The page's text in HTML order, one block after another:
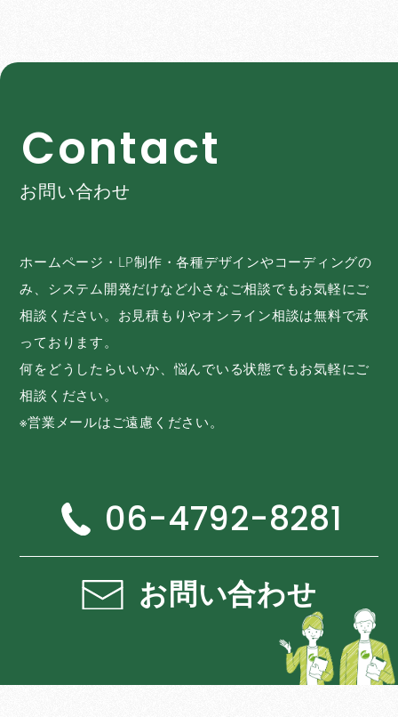
Contact
お問い合わせ
ホームページ・LP制作・各種デザインやコーディングの
み、システム開発だけなど小さなご相談でもお気軽にご
相談ください。お見積もりやオンライン相談は無料で承
っております。
何をどうしたらいいか、悩んでいる状態でもお気軽にご
相談ください。
※営業メールはご遠慮ください。
06-4792-8281
お問い合わせ